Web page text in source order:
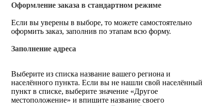
Оформление заказа в стандартном режиме
Если вы уверены в выборе, то можете самостоятельно
оформить заказ, заполнив по этапам всю форму.
Заполнение адреса
Выберите из списка название вашего региона и
населённого пункта. Если вы не нашли свой населённый
пункт в списке, выберите значение «Другое
местоположение» и впишите название своего